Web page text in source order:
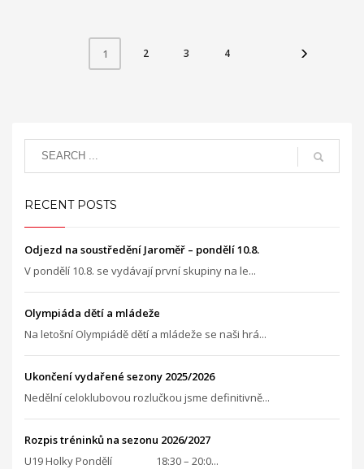
1 2 3 4
RECENT POSTS
Odjezd na soustředění Jaroměř – pondělí 10.8.
V pondělí 10.8. se vydávají první skupiny na le...
Olympiáda dětí a mládeže
Na letošní Olympiádě dětí a mládeže se naši hrá...
Ukončení vydařené sezony 2025/2026
Nedělní celoklubovou rozlučkou jsme definitivně...
Rozpis tréninků na sezonu 2026/2027
U19 Holky Pondělí 18:30 – 20:0...